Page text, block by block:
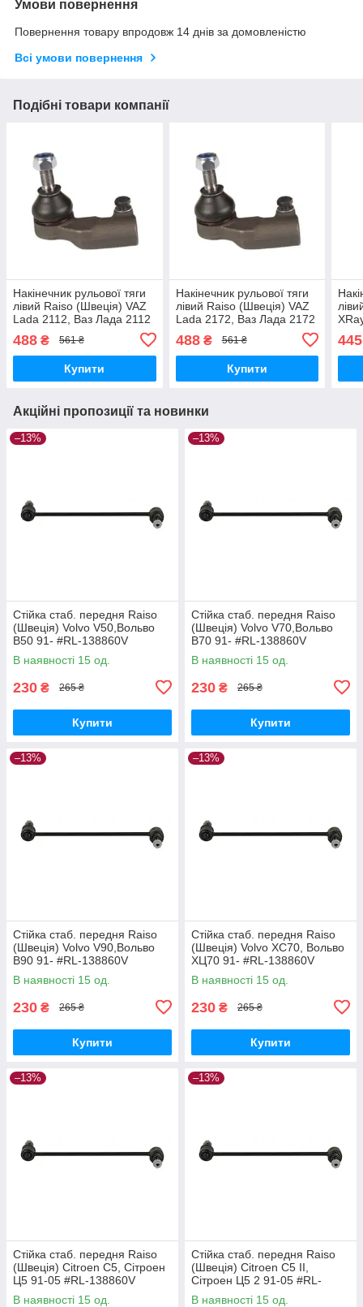
Умови повернення
Повернення товару впродовж 14 днів за домовленістю
Всі умови повернення
Подібні товари компанії
Накінечник рульової тяги
лівий Raiso (Швеція) VAZ
Lada 2112, Ваз Лада 2112
UANOZUP17
488 ₴ 561 ₴
Купити
Накінечник рульової тяги
лівий Raiso (Швеція) VAZ
Lada 2172, Ваз Лада 2172
UAGZMCS17
488₴ 561 ₴
Купити
445
Акційні пропозиції та новинки
–13%
Стійка стаб. передня Raiso
(Швеція) Volvo V50,Вольво
В50 91- #RL-138860V
UAYYIOR17
В наявності 15 од.
230 ₴ 265 ₴
Купити
–13%
Стійка стаб. передня Raiso
(Швеція) Volvo V70,Вольво
В70 91- #RL-138860V
UAPVVRP17
В наявності 15 од.
230 ₴ 265 ₴
Купити
–13%
Стійка стаб. передня Raiso
(Швеція) Volvo V90,Вольво
В90 91- #RL-138860V
UAQEZFD17
В наявності 15 од.
230 ₴ 265 ₴
Купити
–13%
Стійка стаб. передня Raiso
(Швеція) Volvo XC70, Вольво
ХЦ70 91- #RL-138860V
UAPVVRP17
В наявності 15 од.
230 ₴ 265 ₴
Купити
–13%
Стійка стаб. передня Raiso
(Швеція) Citroen C5, Сітроен
Ц5 91-05 #RL-138860V
UAPVVRP17
В наявності 15 од.
–13%
Стійка стаб. передня Raiso
(Швеція) Citroen C5 II,
Сітроен Ц5 2 91-05 #RL-
138860V UAQEZFD17
В наявності 15 од.